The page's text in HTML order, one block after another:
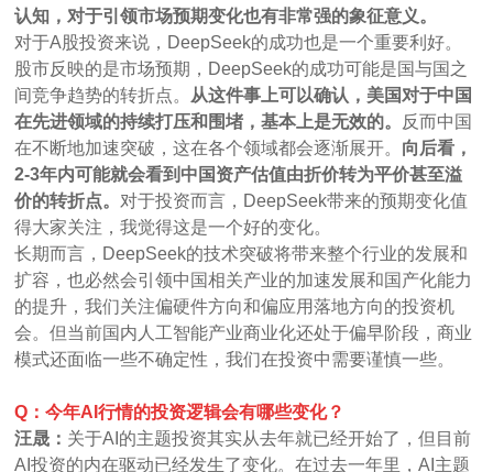
认知，对于引领市场预期变化也有非常强的象征意义。
对于A股投资来说，DeepSeek的成功也是一个重要利好。
股市反映的是市场预期，DeepSeek的成功可能是国与国之
间竞争趋势的转折点。 从这件事上可以确认，美国对于中国
在先进领域的持续打压和围堵，基本上是无效的。 反而中国
在不断地加速突破，这在各个领域都会逐渐展开。 向后看，
2-3年内可能就会看到中国资产估值由折价转为平价甚至溢
价的转折点。 对于投资而言，DeepSeek带来的预期变化值
得大家关注，我觉得这是一个好的变化。
长期而言，DeepSeek的技术突破将带来整个行业的发展和
扩容，也必然会引领中国相关产业的加速发展和国产化能力
的提升，我们关注偏硬件方向和偏应用落地方向的投资机
会。但当前国内人工智能产业商业化还处于偏早阶段，商业
模式还面临一些不确定性，我们在投资中需要谨慎一些。
Q：今年AI行情的投资逻辑会有哪些变化？
汪晟： 关于AI的主题投资其实从去年就已经开始了，但目前
AI投资的内在驱动已经发生了变化。在过去一年里，AI主题